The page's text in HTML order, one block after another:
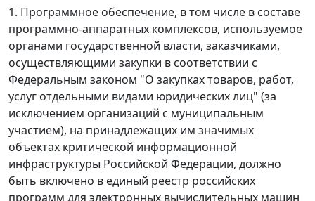
1. Программное обеспечение, в том числе в составе
программно-аппаратных комплексов, используемое
органами государственной власти, заказчиками,
осуществляющими закупки в соответствии с
Федеральным законом "О закупках товаров, работ,
услуг отдельными видами юридических лиц" (за
исключением организаций с муниципальным
участием), на принадлежащих им значимых
объектах критической информационной
инфраструктуры Российской Федерации, должно
быть включено в единый реестр российских
программ для электронных вычислительных машин